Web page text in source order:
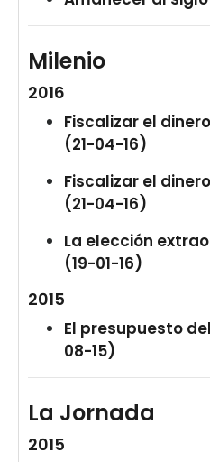
Milenio
2016
Fiscalizar el
(21-04-16)
Fiscalizar el
(21-04-16)
La elección
(19-01-16)
2015
El presupuesto
08-15)
La Jornada
2015